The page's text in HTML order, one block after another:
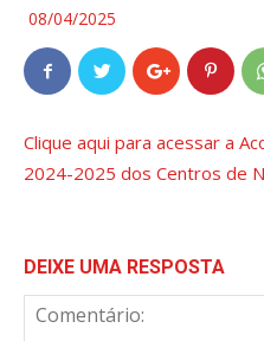
08/04/2025
Clique aqui para acessar a
2024-2025 dos Centros de
DEIXE UMA RESPOSTA